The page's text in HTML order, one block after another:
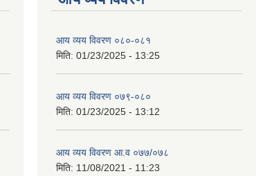
आय व्यय विवरण ०८०-०८१
मिति: 01/23/2025 - 13:25
आय व्यय विवरण ०७९-०८०
मिति: 01/23/2025 - 13:12
आय व्यय विवरण आ.व ०७७/०७८
मिति: 11/08/2021 - 11:23